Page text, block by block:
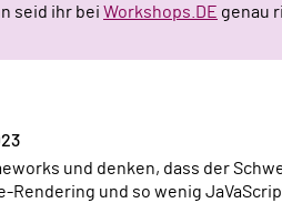
seid ihr bei Workshops.DE genau
und denken, dass der
und so wenig